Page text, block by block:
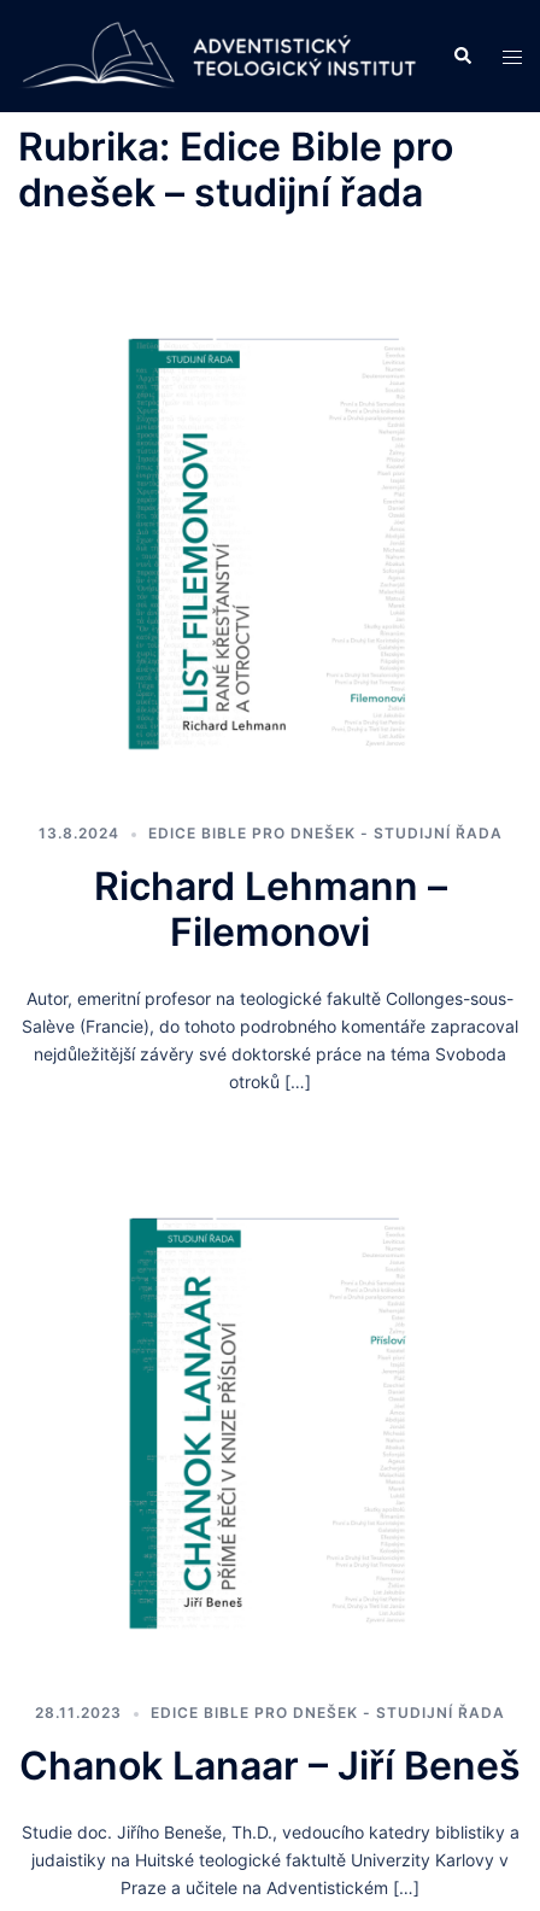
content
Search
Rubrika: Edice Bible pro
dnešek – studijní řada
13.8.2024 EDICE BIBLE PRO DNEŠEK - STUDIJNÍ ŘADA
Richard Lehmann –
Filemonovi
Autor, emeritní profesor na teologické fakultě Collonges-sous-
Salève (Francie), do tohoto podrobného komentáře zapracoval
nejdůležitější závěry své doktorské práce na téma Svoboda
otroků […]
28.11.2023 EDICE BIBLE PRO DNEŠEK - STUDIJNÍ ŘADA
Chanok Lanaar – Jiří Beneš
Studie doc. Jiřího Beneše, Th.D., vedoucího katedry biblistiky a
judaistiky na Huitské teologické faktultě Univerzity Karlovy v
Praze a učitele na Adventistickém […]